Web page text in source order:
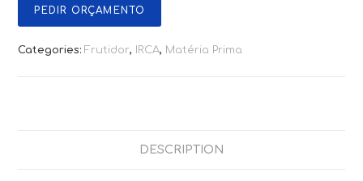
PEDIR ORÇAMENTO
Categories: Frutidor, IRCA, Matéria Prima
DESCRIPTION